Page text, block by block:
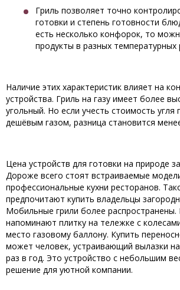
Гриль позволяет точно
готовки и степень готовности
есть несколько конфорок, то
продукты в разных температурных
Наличие этих характеристик влияет на
устройства. Гриль на газу имеет более
угольный. Но если учесть стоимость угля
дешёвым газом, разница становится
Цена устройств для готовки на природе
Дороже всего стоят встраиваемые
профессиональные кухни ресторанов.
предпочитают купить владельцы
Мобильные грили более
напоминают плитку на тележке с
место газовому баллону. Купить
может человек, устраивающий вылазки
раз в год. Это устройство с небольшим
решение для уютной компании.